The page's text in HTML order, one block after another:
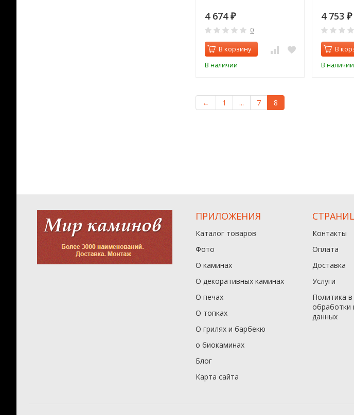
4 674 ₽
0
В корзину
В наличии
4 753₽
В
В наличии
← 1 ... 7 8
ПРИЛОЖЕНИЯ
Каталог товаров
Фото
О каминах
О декоративных каминах
О печах
О топках
О грилях и барбекю
о биокаминах
Блог
Карта сайта
Контакты
Оплата
Доставка
Услуги
Политика
обработки
данныx